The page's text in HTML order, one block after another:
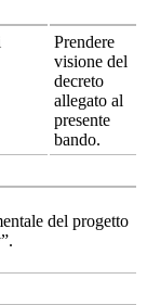
Prendere
visione del
decreto
allegato al
presente
bando.
del progetto